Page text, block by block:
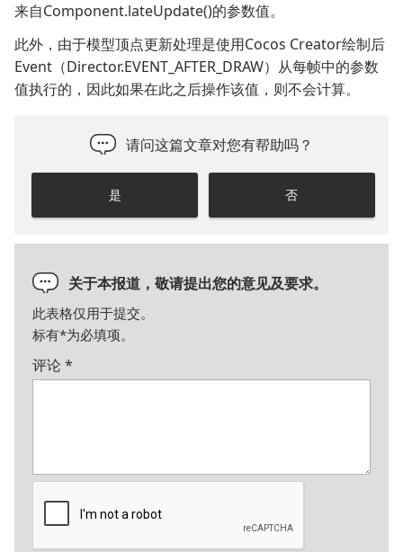
来自Component.lateUpdate()的参数值。
此外，由于模型顶点更新处理是使用Cocos Creator绘制后
Event（Director.EVENT_AFTER_DRAW）从每帧中的参数
值执行的，因此如果在此之后操作该值，则不会计算。
请问这篇文章对您有帮助吗？
是 否
关于本报道，敬请提出您的意见及要求。
此表格仅用于提交。
标有*为必填项。
评论*